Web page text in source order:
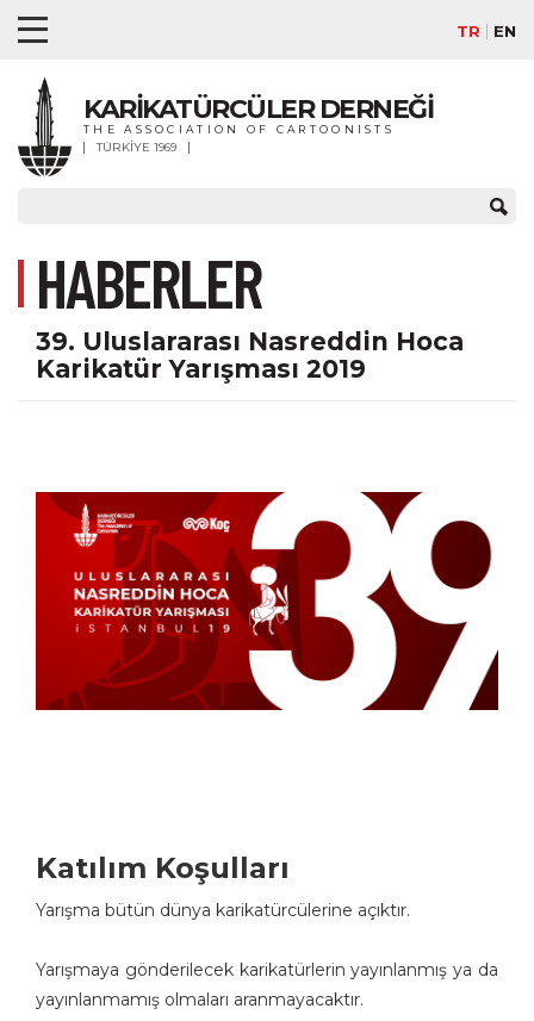
TR EN
KARİKATÜRCÜLER DERNEĞİ
THE ASSOCIATION OF CARTOONISTS
TÜRKİYE 1969
HABERLER
39. Uluslararası Nasreddin Hoca
Karikatür Yarışması 2019
Katılım Koşulları
Yarışma bütün dünya karikatürcülerine açıktır.
Yarışmaya gönderilecek karikatürlerin yayınlanmış ya da
yayınlanmamış olmaları aranmayacaktır.